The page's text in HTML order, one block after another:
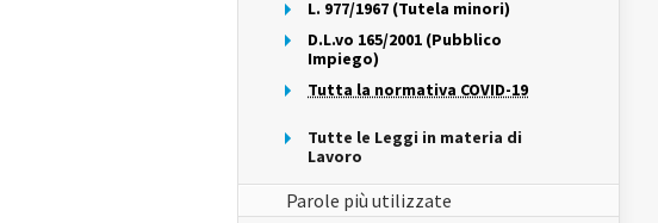
L. 977/1967 (Tutela minori)
D.L.vo 165/2001 (Pubblico
Impiego)
Tutta la normativa COVID-19
Tutte le Leggi in materia di
Lavoro
Parole più utilizzate